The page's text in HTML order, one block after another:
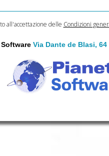
all'accettazione delle Condizioni
Via Dante de Blasi, 64